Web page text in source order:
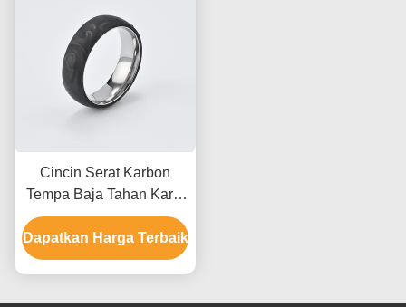
Cincin Serat Karbon
Tempa Baja Tahan Karat
Modern Untuk Pria Tahan
Air dengan layanan
Kustomisasi
Dapatkan Harga Terbaik